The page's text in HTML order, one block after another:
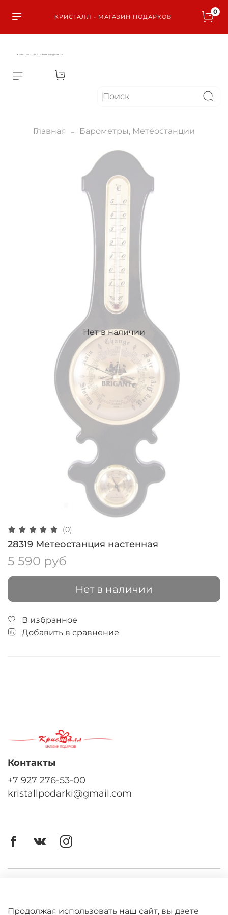
КРИСТАЛЛ - МАГАЗИН ПОДАРКОВ
0
КРИСТАЛЛ - МАГАЗИН ПОДАРКОВ
Главная Барометры, Метеостанции
Нет в наличии
(0)
28319 Метеостанция настенная
5 590 руб
Нет в наличии
В избранное
Добавить в сравнение
Контакты
+7 927 276-53-00
kristallpodarki@gmail.com
Продолжая использовать наш сайт, вы даете